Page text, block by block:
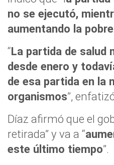
no se ejecutó,
aumentando la
“La partida de salud
desde enero y
de esa partida en la
organismos”,
Díaz afirmó que el
retirada” y va a “
este último tiempo”.